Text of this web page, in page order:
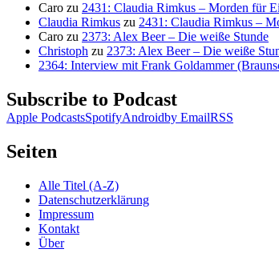
Caro zu 2431: Claudia Rimkus – Morden für
Claudia Rimkus zu 2431: Claudia Rimkus –
Caro zu 2373: Alex Beer – Die weiße Stunde
Christoph zu 2373: Alex Beer – Die weiße
2364: Interview mit Frank Goldammer
Subscribe to Podcast
Apple PodcastsSpotifyAndroidby EmailRSS
Seiten
Alle Titel (A-Z)
Datenschutzerklärung
Impressum
Kontakt
Über